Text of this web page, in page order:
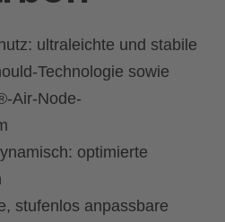
ultraleichte und stabile
Technologie sowie
Air-Node-
optimierte
stufenlos anpassbare